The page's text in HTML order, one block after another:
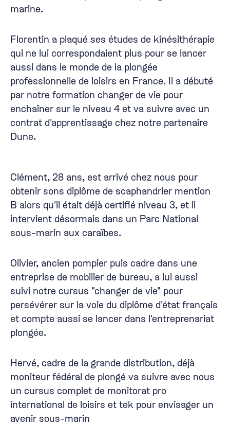
marine.
Florentin a plaqué ses études de kinésithérapie
qui ne lui correspondaient plus pour se lancer
aussi dans le monde de la plongée
professionnelle de loisirs en France. Il a débuté
par notre formation changer de vie pour
enchaîner sur le niveau 4 et va suivre avec un
contrat d'apprentissage chez notre partenaire
Dune.
Clément, 28 ans, est arrivé chez nous pour
obtenir sons diplôme de scaphandrier mention
B alors qu'il était déjà certifié niveau 3, et il
intervient désormais dans un Parc National
sous-marin aux caraïbes.
Olivier, ancien pompier puis cadre dans une
entreprise de mobilier de bureau, a lui aussi
suivi notre cursus "changer de vie" pour
persévérer sur la voie du diplôme d'état français
et compte aussi se lancer dans l'entreprenariat
plongée.
Hervé, cadre de la grande distribution, déjà
moniteur fédéral de plongé va suivre avec nous
un cursus complet de monitorat pro
international de loisirs et tek pour envisager un
avenir sous-marin